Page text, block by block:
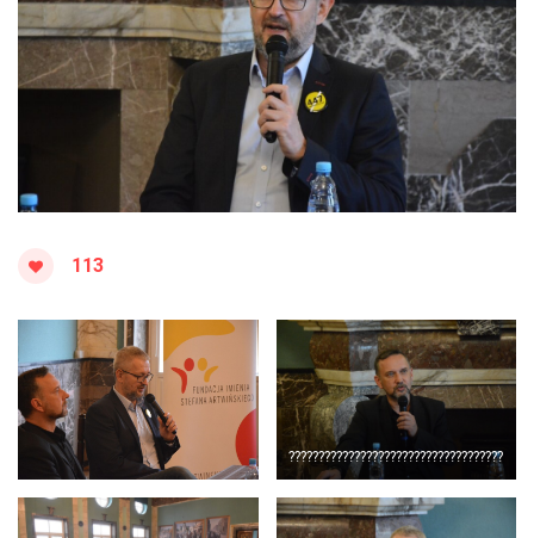
113
????????????????????????????????????